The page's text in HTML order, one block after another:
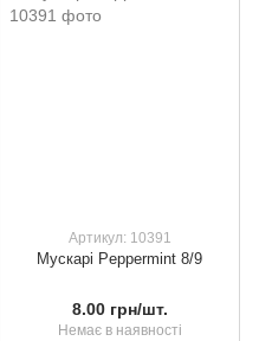
Артикул: 10391
Мускарі Peppermint 8/9
8.00 грн/шт.
Немає в наявності